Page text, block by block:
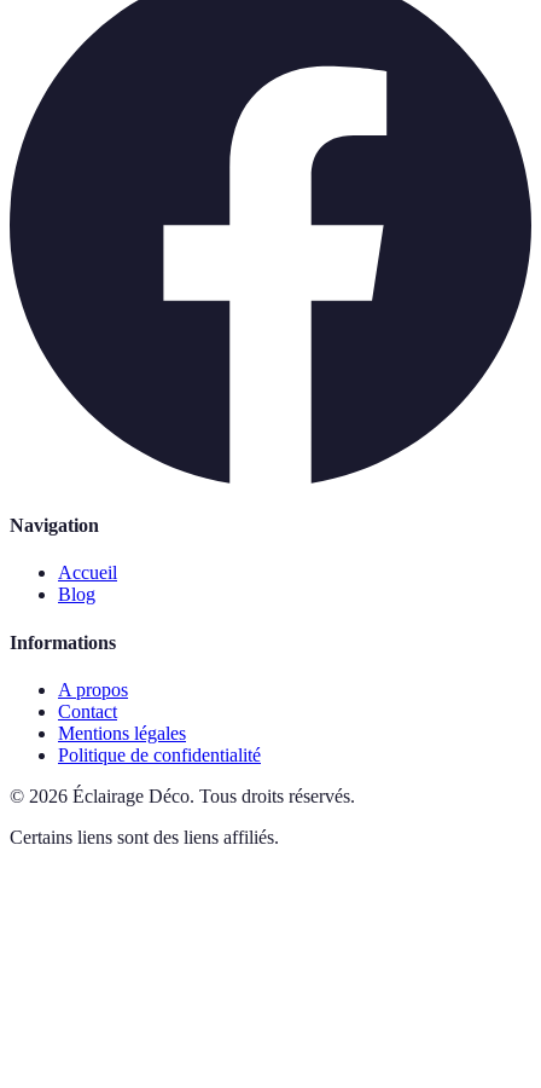
Navigation
Accueil
Blog
Informations
A propos
Contact
Mentions légales
Politique de confidentialité
© 2026 Éclairage Déco. Tous droits réservés.
Certains liens sont des liens affiliés.